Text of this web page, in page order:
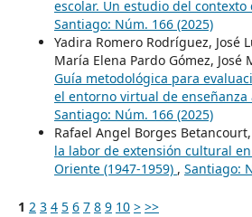
escolar. Un estudio del
Santiago: Núm. 166 (2025)
Yadira Romero Rodríguez, José
María Elena Pardo Gómez,
Guía metodológica para
el entorno virtual de
Santiago: Núm. 166 (2025)
Rafael Angel Borges Betancourt,
la labor de extensión cultural
Oriente (1947-1959) , Santiago:
1 2 3 4 5 6 7 8 9 10 > >>